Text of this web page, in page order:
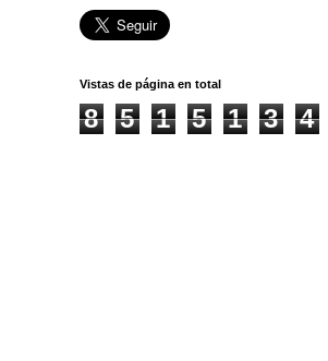
Vistas de página en total
8 5 1 5 1 3 4